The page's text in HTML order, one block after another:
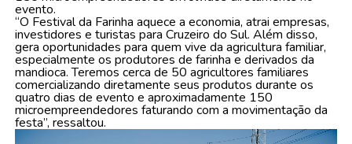
evento.
“O Festival da Farinha aquece a economia, atrai empresas,
investidores e turistas para Cruzeiro do Sul. Além disso,
gera oportunidades para quem vive da agricultura familiar,
especialmente os produtores de farinha e derivados da
mandioca. Teremos cerca de 50 agricultores familiares
comercializando diretamente seus produtos durante os
quatro dias de evento e aproximadamente 150
microempreendedores faturando com a movimentação da
festa”, ressaltou.